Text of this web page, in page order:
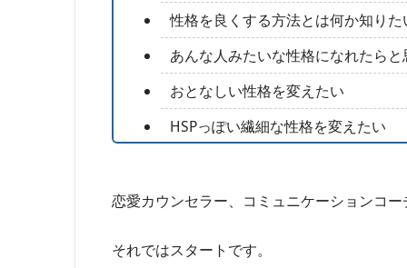
性格を良くする方法とは何か知りた
あんな人みたいな性格になれたら
おとなしい性格を変えたい
HSPっぽい繊細な性格を変えたい
恋愛カウンセラー、コミュニケーションコ
それではスタートです。